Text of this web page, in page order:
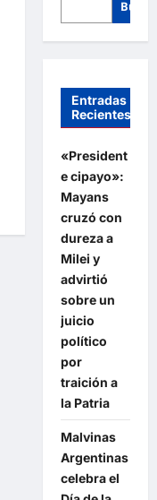
Entradas
Recientes
«President
e cipayo»:
Mayans
cruzó con
dureza a
Milei y
advirtió
sobre un
juicio
político
por
traición a
la Patria
Malvinas
Argentinas
celebra el